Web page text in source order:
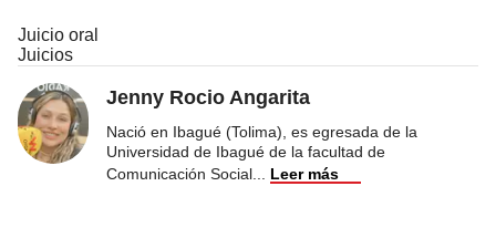
Juicio oral
Juicios
Jenny Rocio Angarita
Nació en Ibagué (Tolima), es egresada de la
Universidad de Ibagué de la facultad de
Comunicación Social
Leer más